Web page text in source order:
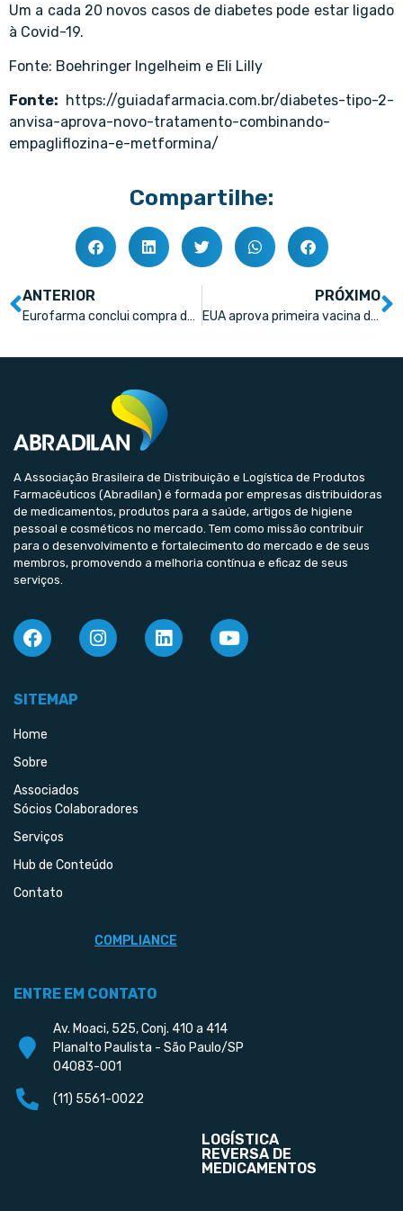
Um a cada 20 novos casos de diabetes pode estar ligado
à Covid-19.
Fonte: Boehringer Ingelheim e Eli Lilly
Fonte: https://guiadafarmacia.com.br/diabetes-tipo-2-
anvisa-aprova-novo-tratamento-combinando-
empagliflozina-e-metformina/
Compartilhe:
ANTERIOR
Eurofarma conclui compra de ativos e licença da Sanofi no Brasil e na América Latina
PRÓXIMO
EUA aprova primeira vacina do mundo contra bronquiolite
A Associação Brasileira de Distribuição e Logística de Produtos
Farmacêuticos (Abradilan) é formada por empresas distribuidoras
de medicamentos, produtos para a saúde, artigos de higiene
pessoal e cosméticos no mercado. Tem como missão contribuir
para o desenvolvimento e fortalecimento do mercado e de seus
membros, promovendo a melhoria contínua e eficaz de seus
serviços.
SITEMAP
Home
Sobre
Associados
Sócios Colaboradores
Serviços
Hub de Conteúdo
Contato
COMPLIANCE
ENTRE EM CONTATO
Av. Moaci, 525, Conj. 410 a 414
Planalto Paulista - São Paulo/SP
04083-001
(11) 5561-0022
LOGÍSTICA
REVERSA DE
MEDICAMENTOS